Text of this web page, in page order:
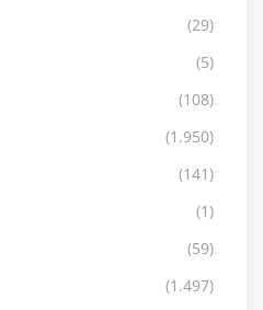
(29)
(5)
(108)
(1.950)
(141)
(1)
(59)
(1.497)